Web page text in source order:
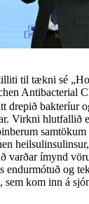
til tækni sé
Antibacterial
drepið bakteríur
Virkni hlutfallið
varðar ímynd
endurmótuð og
, sem kom inn á